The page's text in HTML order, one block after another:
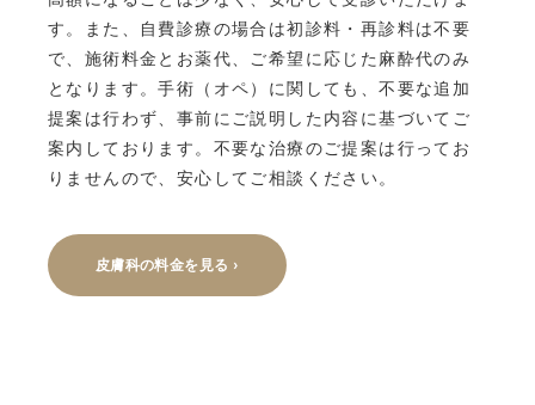
す。また、自費診療の場合は初診料・再診料は不要
で、施術料金とお薬代、ご希望に応じた麻酔代のみ
となります。手術（オペ）に関しても、不要な追加
提案は行わず、事前にご説明した内容に基づいてご
案内しております。不要な治療のご提案は行ってお
りませんので、安心してご相談ください。
皮膚科の料金を見る ›